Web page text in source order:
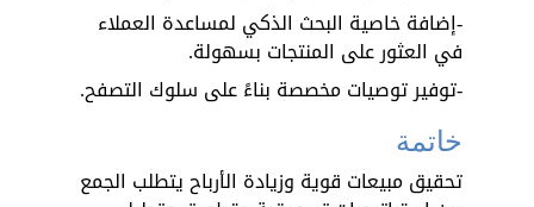
-إضافة خاصية البحث الذكي لمساعدة العملاء
في العثور على المنتجات بسهولة.
-توفير توصيات مخصصة بناءً على سلوك التصفح.
خاتمة
تحقيق مبيعات قوية وزيادة الأرباح يتطلب الجمع